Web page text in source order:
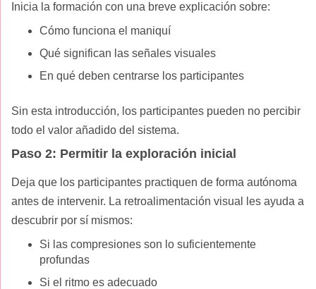
Inicia la formación con una breve explicación sobre:
Cómo funciona el maniquí
Qué significan las señales visuales
En qué deben centrarse los participantes
Sin esta introducción, los participantes pueden no percibir
todo el valor añadido del sistema.
Paso 2: Permitir la exploración inicial
Deja que los participantes practiquen de forma autónoma
antes de intervenir. La retroalimentación visual les ayuda a
descubrir por sí mismos:
Si las compresiones son lo suficientemente
profundas
Si el ritmo es adecuado